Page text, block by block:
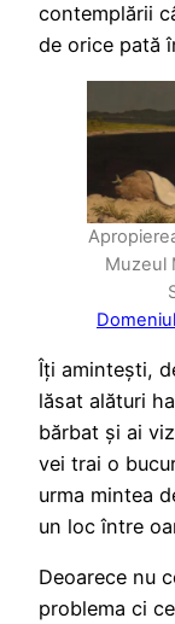
contemplării
de orice pată
Muzeul
Îți amintești,
lăsat alături
bărbat și ai
vei trai o
urma mintea
un loc între
Deoarece nu
problema ci